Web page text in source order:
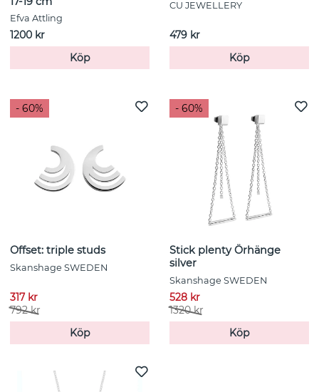
Efva Attling
1200 kr
Köp
CU JEWELLERY
479 kr
Köp
- 60%
Offset: triple studs
Skanshage SWEDEN
317 kr
792 kr
Köp
- 60%
Stick plenty Örhänge
silver
Skanshage SWEDEN
528 kr
1320 kr
Köp